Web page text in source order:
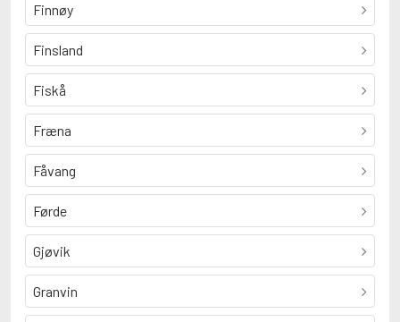
Finnøy
Finsland
Fiskå
Fræna
Fåvang
Førde
Gjøvik
Granvin